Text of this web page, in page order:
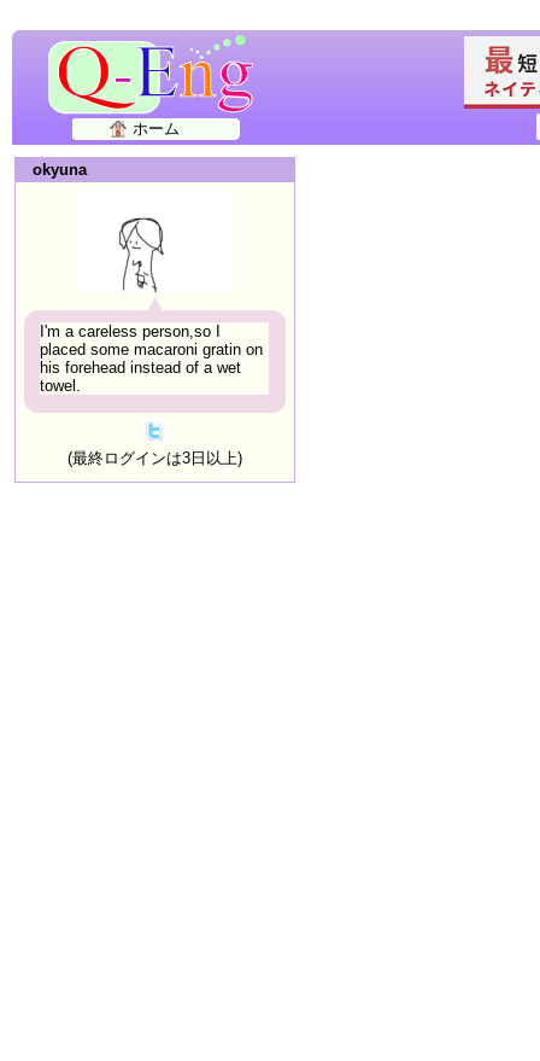
ホーム
okyuna
I'm a careless person,so I
placed some macaroni gratin on
his forehead instead of a wet
towel.
(最終ログインは3日以上)